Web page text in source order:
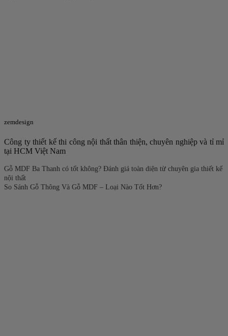
zemdesign
Công ty thiết kế thi công nội thất thân thiện, chuyên nghiệp và tỉ mỉ
tại HCM Việt Nam
Gỗ MDF Ba Thanh có tốt không? Đánh giá toàn diện từ chuyên gia thiết kế
nội thất
So Sánh Gỗ Thông Và Gỗ MDF – Loại Nào Tốt Hơn?